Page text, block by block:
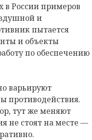
в России примеров
и
пытается
и объекты
по обеспечению
варьируют
противодействия.
тут же меняют
не стоят на месте —